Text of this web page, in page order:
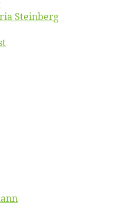
Steinberg